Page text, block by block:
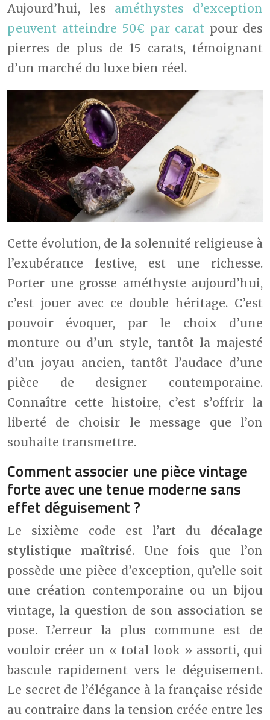
Aujourd’hui, les améthystes d’exception
peuvent atteindre 50€ par carat pour des
pierres de plus de 15 carats, témoignant
d’un marché du luxe bien réel.
Cette évolution, de la solennité religieuse à
l’exubérance festive, est une richesse.
Porter une grosse améthyste aujourd’hui,
c’est jouer avec ce double héritage. C’est
pouvoir évoquer, par le choix d’une
monture ou d’un style, tantôt la majesté
d’un joyau ancien, tantôt l’audace d’une
pièce de designer contemporaine.
Connaître cette histoire, c’est s’offrir la
liberté de choisir le message que l’on
souhaite transmettre.
Comment associer une pièce vintage
forte avec une tenue moderne sans
effet déguisement ?
Le sixième code est l’art du décalage
stylistique maîtrisé. Une fois que l’on
possède une pièce d’exception, qu’elle soit
une création contemporaine ou un bijou
vintage, la question de son association se
pose. L’erreur la plus commune est de
vouloir créer un « total look » assorti, qui
bascule rapidement vers le déguisement.
Le secret de l’élégance à la française réside
au contraire dans la tension créée entre les